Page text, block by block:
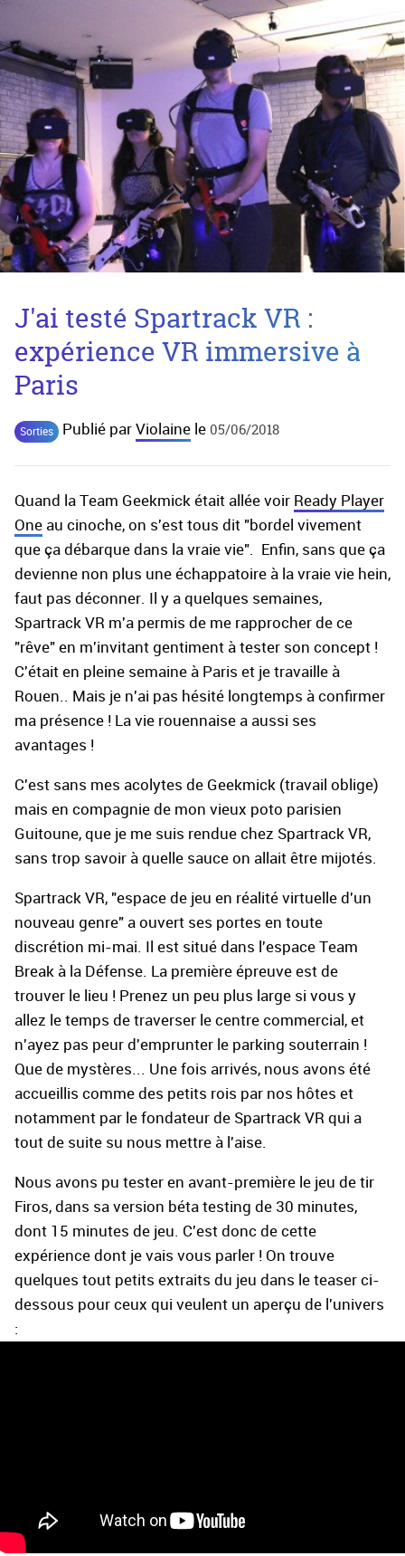
J'ai testé Spartrack VR :
expérience VR immersive à
Paris
Sorties Publié par Violaine le 05/06/2018
Quand la Team Geekmick était allée voir Ready Player
One au cinoche, on s'est tous dit "bordel vivement
que ça débarque dans la vraie vie". Enfin, sans que ça
devienne non plus une échappatoire à la vraie vie hein,
faut pas déconner. Il y a quelques semaines,
Spartrack VR m'a permis de me rapprocher de ce
"rêve" en m'invitant gentiment à tester son concept !
C'était en pleine semaine à Paris et je travaille à
Rouen.. Mais je n'ai pas hésité longtemps à confirmer
ma présence ! La vie rouennaise a aussi ses
avantages !
C'est sans mes acolytes de Geekmick (travail oblige)
mais en compagnie de mon vieux poto parisien
Guitoune, que je me suis rendue chez Spartrack VR,
sans trop savoir à quelle sauce on allait être mijotés.
Spartrack VR, "espace de jeu en réalité virtuelle d'un
nouveau genre" a ouvert ses portes en toute
discrétion mi-mai. Il est situé dans l'espace Team
Break à la Défense. La première épreuve est de
trouver le lieu ! Prenez un peu plus large si vous y
allez le temps de traverser le centre commercial, et
n'ayez pas peur d'emprunter le parking souterrain !
Que de mystères... Une fois arrivés, nous avons été
accueillis comme des petits rois par nos hôtes et
notamment par le fondateur de Spartrack VR qui a
tout de suite su nous mettre à l'aise.
Nous avons pu tester en avant-première le jeu de tir
Firos, dans sa version béta testing de 30 minutes,
dont 15 minutes de jeu. C'est donc de cette
expérience dont je vais vous parler ! On trouve
quelques tout petits extraits du jeu dans le teaser ci-
dessous pour ceux qui veulent un aperçu de l'univers
: